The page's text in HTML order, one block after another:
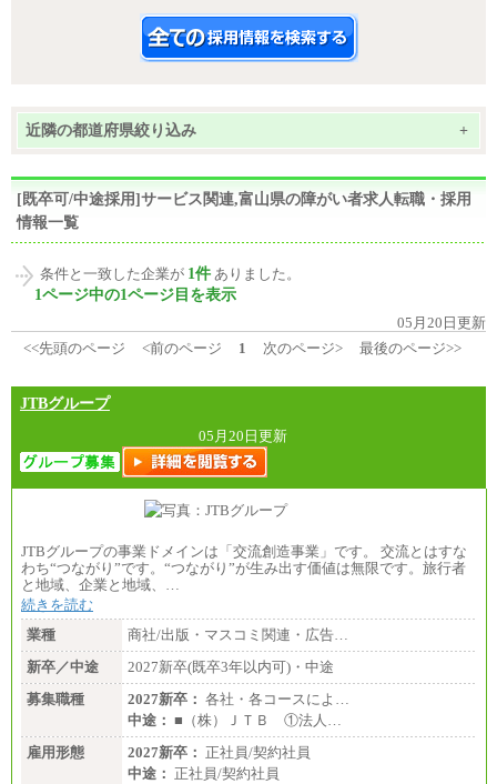
近隣の都道府県絞り込み +
[既卒可/中途採用]サービス関連,富山県の障がい者求人転職・採用
情報一覧
条件と一致した企業が 1件 ありました。
1ページ中の1ページ目を表示
05月20日更新
<<先頭のページ
<前のページ 1 次のページ> 最後のページ>>
JTBグループ
05月20日更新
JTBグループの事業ドメインは「交流創造事業」です。 交流とはすな
わち“つながり”です。“つながり”が生み出す価値は無限です。旅行者
と地域、企業と地域、…
続きを読む
業種
商社/出版・マスコミ関連・広告…
新卒／中途
2027新卒(既卒3年以内可)・中途
募集職種
2027新卒： 各社・各コースによ…
中途： ■（株）ＪＴＢ ①法人…
雇用形態
2027新卒： 正社員/契約社員
中途： 正社員/契約社員